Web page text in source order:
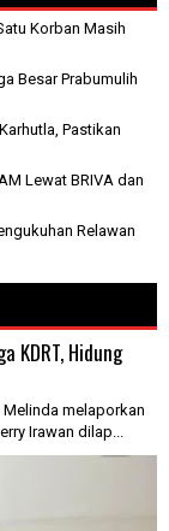
Korban Masih
Besar Prabumulih
Pastikan
Lewat BRIVA dan
Relawan
KDRT, Hidung
melaporkan
Irawan dilap...